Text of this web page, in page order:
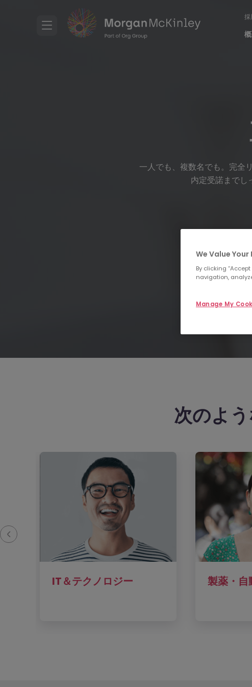
採
一人でも、複数名でも。完全
内定受諾までし
次のよ
IT＆テクノロジー 製薬・自
候補者が内定後、人材
人材紹介料は内定した候補者が入社した場合のみ、入社日
採用ニーズをしっかり
採用の背景・ビジネスニーズや求めるスキル、人物像、目
We Value Your
By clicking
navigation,
Manage My